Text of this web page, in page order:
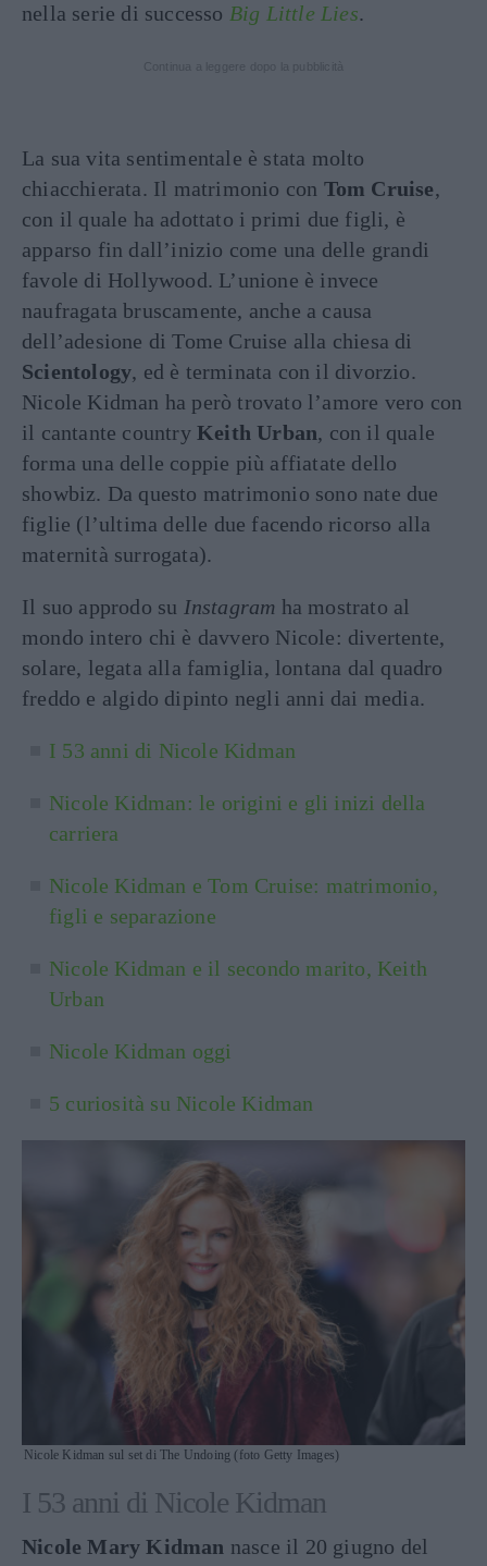
nella serie di successo Big Little Lies.
La sua vita sentimentale è stata molto
chiacchierata. Il matrimonio con Tom Cruise,
con il quale ha adottato i primi due figli, è
apparso fin dall’inizio come una delle grandi
favole di Hollywood. L’unione è invece
naufragata bruscamente, anche a causa
dell’adesione di Tome Cruise alla chiesa di
Scientology, ed è terminata con il divorzio.
Nicole Kidman ha però trovato l’amore vero con
il cantante country Keith Urban, con il quale
forma una delle coppie più affiatate dello
showbiz. Da questo matrimonio sono nate due
figlie (l’ultima delle due facendo ricorso alla
maternità surrogata).
Il suo approdo su Instagram ha mostrato al
mondo intero chi è davvero Nicole: divertente,
solare, legata alla famiglia, lontana dal quadro
freddo e algido dipinto negli anni dai media.
I 53 anni di Nicole Kidman
Nicole Kidman: le origini e gli inizi della
carriera
Nicole Kidman e Tom Cruise: matrimonio,
figli e separazione
Nicole Kidman e il secondo marito, Keith
Urban
Nicole Kidman oggi
5 curiosità su Nicole Kidman
Nicole Kidman sul set di The Undoing (foto Getty Images)
I 53 anni di Nicole Kidman
Nicole Mary Kidman nasce il 20 giugno del